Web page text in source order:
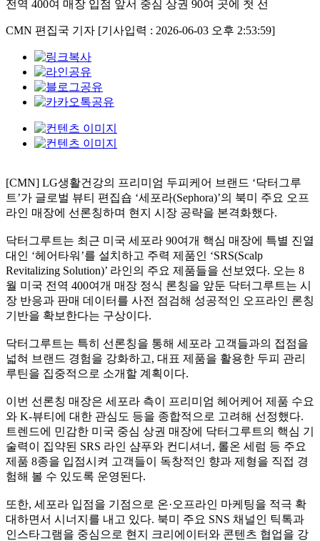
전역 400여 매장 입점 앞서 중심 상권 90여 곳에 첫 선
CMN 편집국 기자 [기사입력 : 2026-06-03 오후 2:53:59]
[CMN] LG생활건강의 프리미엄 두피케어 브랜드 ‘닥터그루
트’가 글로벌 뷰티 편집숍 ‘세포라(Sephora)’의 북미 주요 오프
라인 매장에 선론칭하며 현지 시장 공략을 본격화했다.
닥터그루트는 최근 미국 세포라 90여개 핵심 매장에 특별 진열
대인 ‘헤어타워’를 설치하고 주력 제품인 ‘SRS(Scalp
Revitalizing Solution)’ 라인의 주요 제품들을 선보였다. 오는 8
월 미국 전역 400여개 매장 정식 론칭을 앞둔 닥터그루트는 시
장 반응과 판매 데이터를 사전 점검해 성공적인 오프라인 론칭
기반을 확보한다는 구상이다.
닥터그루트는 특히 선론칭을 통해 세포라 고객들과의 접점을
넓혀 브랜드 경험을 강화하고, 대표 제품을 활용한 두피 관리
루틴을 집중적으로 소개할 계획이다.
이번 선론칭 매장은 세포라 측이 프리미엄 헤어케어 제품 수요
와 K-뷰티에 대한 관심도 등을 종합적으로 고려해 선정했다.
트렌드에 민감한 미국 중심 상권 매장에 닥터그루트의 핵심 기
술력이 집약된 SRS 라인 샴푸와 컨디셔너, 롤온 세럼 등 주요
제품 8종을 입점시켜 고객들이 독창적인 향과 제형을 직접 경
험해 볼 수 있도록 운영된다.
또한, 세포라 입점을 기점으로 온·오프라인 마케팅을 적극 확
대하면서 시너지를 내고 있다. 북미 주요 SNS 채널인 틱톡과
인스타그램을 중심으로 현지 크리에이터와 콘텐츠 협업을 강